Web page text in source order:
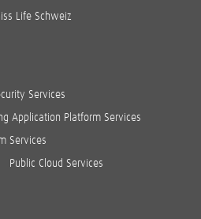
Life Schweiz
Services
Application Platform Services
Services
Public Cloud Services